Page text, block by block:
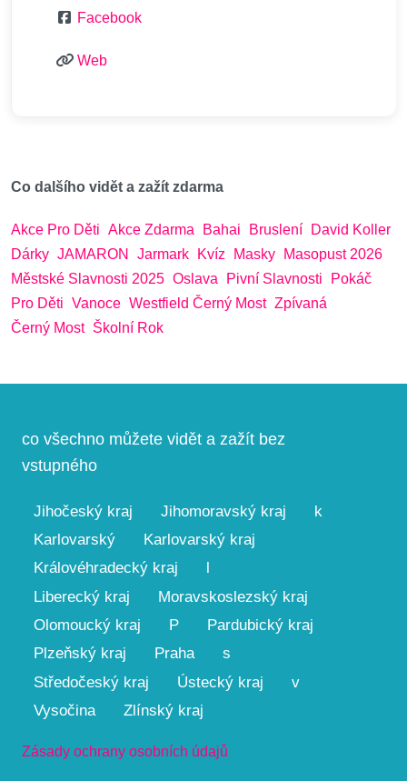
Facebook
Web
Co dalšího vidět a zažít zdarma
Akce Pro Děti Akce Zdarma Bahai Bruslení
David Koller
Dárky JAMARON Jarmark Kvíz Masky
Masopust 2026
Městské Slavnosti 2025 Oslava Pivní Slavnosti
Pokáč
Pro Děti Vanoce Westfield Černý Most Zpívaná
Černý Most Školní Rok
co všechno můžete vidět a zažít bez
vstupného
Jihočeský kraj Jihomoravský kraj
k
Karlovarský
Karlovarský kraj
Královéhradecký kraj
Liberecký kraj
Moravskoslezský kraj
Olomoucký kraj
P
Pardubický kraj
Plzeňský kraj
Praha
s
Středočeský kraj
Ústecký kraj
v
Vysočina
Zlínský kraj
Zásady ochrany osobních údajů